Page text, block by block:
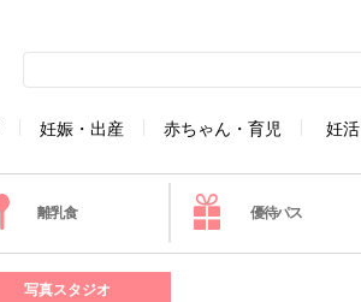
妊娠・出産 赤ちゃん・育児 妊活
離乳食 優待パス
写真スタジオ